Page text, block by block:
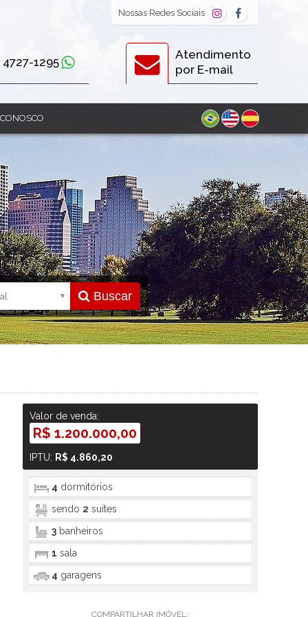
4727-1295
Atendimento
por E-mail
Nossas Redes Sociais
Buscar
Valor de venda:
R$ 1.200.000,00
IPTU: R$ 4.860,20
4 dormitórios
sendo 2 suítes
3 banheiros
1 sala
4 garagens
COMPARTILHAR IMÓVEL: